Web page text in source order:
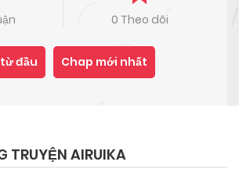
0 Theo dõi
đầu Chap mới nhất
TRUYỆN AIRUIKA